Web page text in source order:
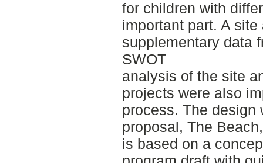
for children with
important part. A
supplementary data
SWOT
analysis of the site
projects were also
process. The design
proposal, The Beach,
is based on a